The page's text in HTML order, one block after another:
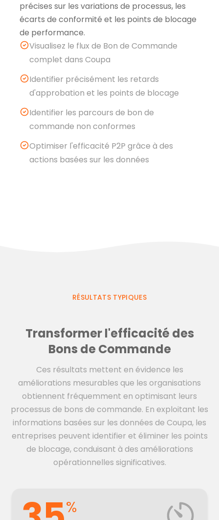
précises sur les variations de processus, les
écarts de conformité et les points de blocage
de performance.
Visualisez le flux de Bon de Commande
complet dans Coupa
Identifier précisément les retards
d'approbation et les points de blocage
Identifier les parcours de bon de
commande non conformes
Optimiser l'efficacité P2P grâce à des
actions basées sur les données
RÉSULTATS TYPIQUES
Transformer l'efficacité des
Bons de Commande
Ces résultats mettent en évidence les
améliorations mesurables que les organisations
obtiennent fréquemment en optimisant leurs
processus de bons de commande. En exploitant les
informations basées sur les données de Coupa, les
entreprises peuvent identifier et éliminer les points
de blocage, conduisant à des améliorations
opérationnelles significatives.
%